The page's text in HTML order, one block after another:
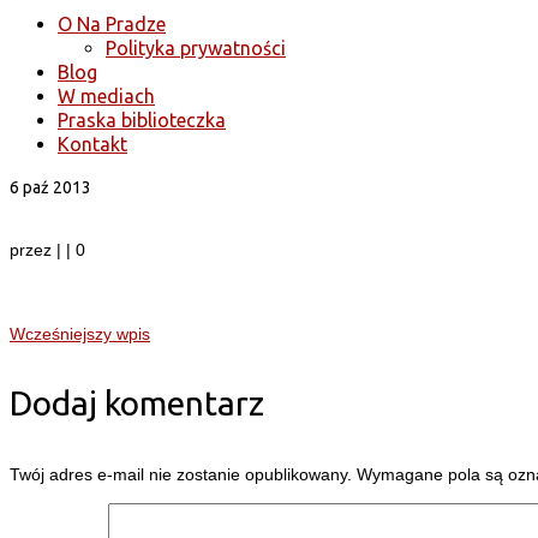
O Na Pradze
Polityka prywatności
Blog
W mediach
Praska biblioteczka
Kontakt
6 paź 2013
przez | | 0
Wcześniejszy wpis
Dodaj komentarz
Twój adres e-mail nie zostanie opublikowany. Wymagane pola są